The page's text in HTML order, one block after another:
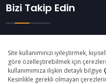
Bizi Takip Edin